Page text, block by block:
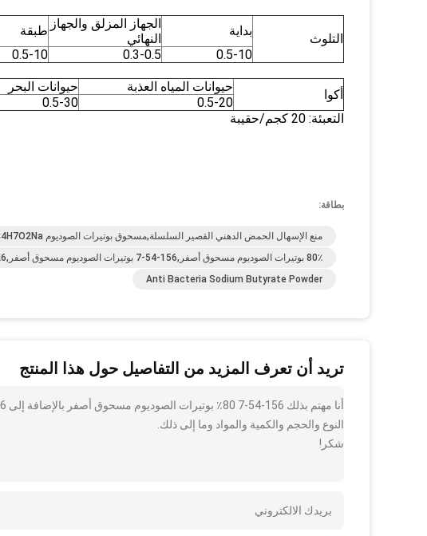
التلوث
بداية
الجهاز المزلق والجهاز
النهائي
طبقة
0.5-10
0.3-0.5
0.5-10
أكوا
حيوانات المياه العذبة
حيوانات البحر
0.5-20
0.5-30
التعبئة: 20 كجم/حقيبة
بطاقة:
منع الإسهال الحمض الدهني القصير السلسلة,مسحوق بوتيرات الصوديوم C4H7O2Na,مسحوق بوتيرات الصوديوم المضاد للبكتيريا
80٪ بوتيرات الصوديوم مسحوق أصفر,156-54-7 بوتيرات الصوديوم مسحوق أصفر,6٪ من حمض الصفراء بوتيرات الصوديوم مسحوق
Anti Bacteria Sodium Butyrate Powder
تريد أن تعرف المزيد من التفاصيل حول هذا المنتج
النوع والحجم والكمية والمواد وما إلى ذلك.
شكر!